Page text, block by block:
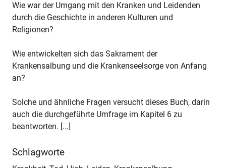
Wie war der Umgang mit den Kranken und Leidenden
durch die Geschichte in anderen Kulturen und
Religionen?
Wie entwickelten sich das Sakrament der
Krankensalbung und die Krankenseelsorge von Anfang
an?
Solche und ähnliche Fragen versucht dieses Buch, darin
auch die durchgeführte Umfrage im Kapitel 6 zu
beantworten. [...]
Schlagworte